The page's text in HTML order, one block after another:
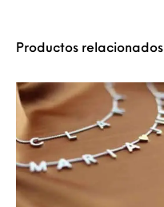
Productos relacionados